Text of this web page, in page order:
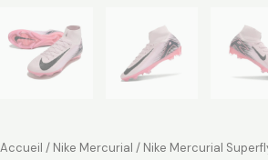
Accueil / Nike Mercurial / Nike Mercurial